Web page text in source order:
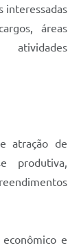
interessadas
áreas
atividades
atração de
produtiva,
e